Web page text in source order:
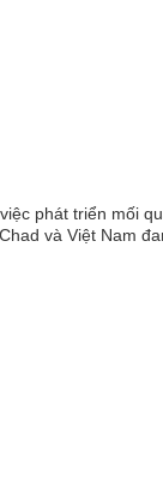
phát triển mối
và Việt Nam